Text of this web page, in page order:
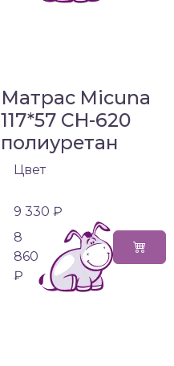
Матрас Micuna
117*57 CH-620
полиуретан
Цвет
9 330 ₽
8
860
₽